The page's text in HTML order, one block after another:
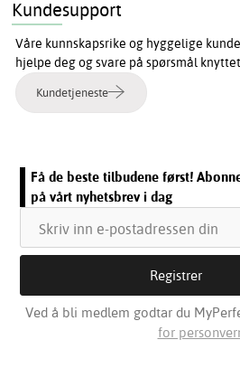
Kundesupport
Våre kunnskapsrike og hyggelige
hjelpe deg og svare på spørsmål
Kundetjeneste
Få de beste tilbudene først!
på vårt nyhetsbrev i dag
Ved å bli medlem godtar du
for